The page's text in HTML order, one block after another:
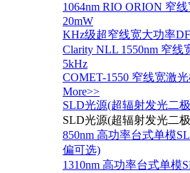
1064nm RIO ORION 窄
20mW
KHz级超窄线宽大功率
Clarity NLL 1550nm 窄线
5kHz
COMET-1550 窄线宽激
More>>
SLD光源(超辐射发光二
SLD光源(超辐射发光二
850nm 高功率台式单模
偏可选)
1310nm 高功率台式单模